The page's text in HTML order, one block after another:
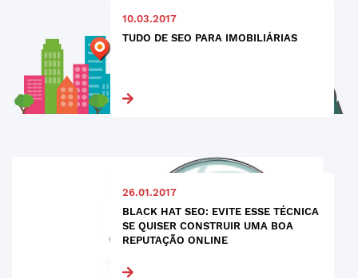
10.03.2017
TUDO DE SEO PARA IMOBILIÁRIAS
26.01.2017
BLACK HAT SEO: EVITE ESSE TÉCNICA
SE QUISER CONSTRUIR UMA BOA
REPUTAÇÃO ONLINE